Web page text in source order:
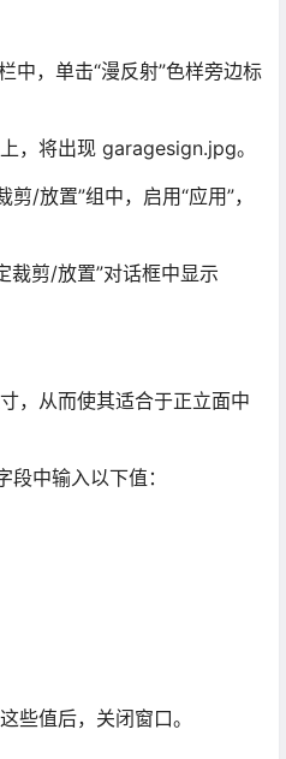
中，单击“漫反射”色样旁边标
，将出现 garagesign.jpg。
/放置”组中，启用“应用”，
裁剪/放置”对话框中显示
，从而使其适合于正立面中
段中输入以下值：
些值后，关闭窗口。